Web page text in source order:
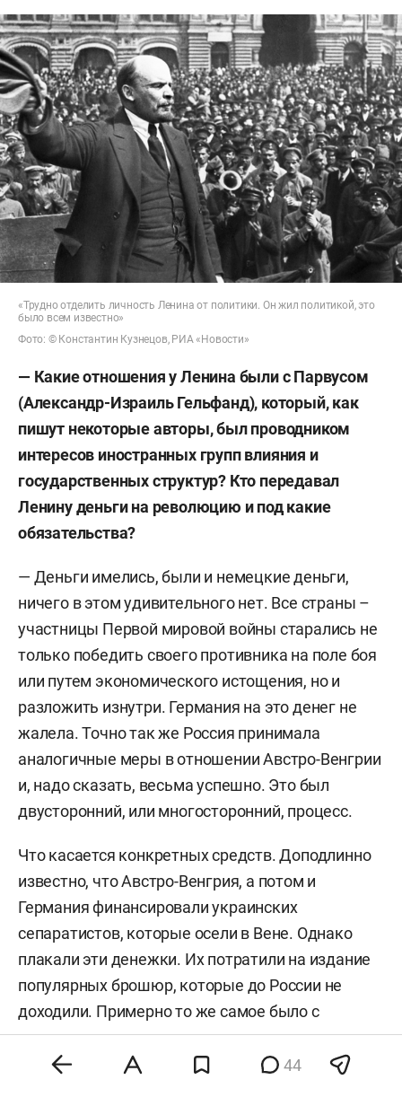
«Трудно отделить личность Ленина от политики. Он жил политикой, это
было всем известно»
Фото: © Константин Кузнецов, РИА «Новости»
— Какие отношения у Ленина были с Парвусом
(Александр-Израиль Гельфанд), который, как
пишут некоторые авторы, был проводником
интересов иностранных групп влияния и
государственных структур? Кто передавал
Ленину деньги на революцию и под какие
обязательства?
— Деньги имелись, были и немецкие деньги,
ничего в этом удивительного нет. Все страны –
участницы Первой мировой войны старались не
только победить своего противника на поле боя
или путем экономического истощения, но и
разложить изнутри. Германия на это денег не
жалела. Точно так же Россия принимала
аналогичные меры в отношении Австро-Венгрии
и, надо сказать, весьма успешно. Это был
двусторонний, или многосторонний, процесс.
Что касается конкретных средств. Доподлинно
известно, что Австро-Венгрия, а потом и
Германия финансировали украинских
сепаратистов, которые осели в Вене. Однако
плакали эти денежки. Их потратили на издание
популярных брошюр, которые до России не
доходили. Примерно то же самое было с
немецкими деньгами.
Нужно учитывать, что шли они вовсе не адресно
44